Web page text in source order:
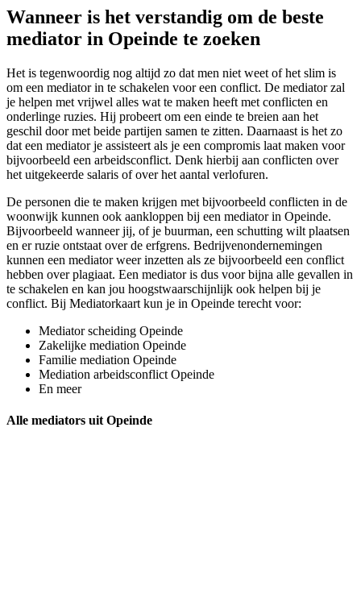
Wanneer is het verstandig om de beste
mediator in Opeinde te zoeken
Het is tegenwoordig nog altijd zo dat men niet weet of het slim is
om een mediator in te schakelen voor een conflict. De mediator zal
je helpen met vrijwel alles wat te maken heeft met conflicten en
onderlinge ruzies. Hij probeert om een einde te breien aan het
geschil door met beide partijen samen te zitten. Daarnaast is het zo
dat een mediator je assisteert als je een compromis laat maken voor
bijvoorbeeld een arbeidsconflict. Denk hierbij aan conflicten over
het uitgekeerde salaris of over het aantal verlofuren.
De personen die te maken krijgen met bijvoorbeeld conflicten in de
woonwijk kunnen ook aankloppen bij een mediator in Opeinde.
Bijvoorbeeld wanneer jij, of je buurman, een schutting wilt plaatsen
en er ruzie ontstaat over de erfgrens. Bedrijvenondernemingen
kunnen een mediator weer inzetten als ze bijvoorbeeld een conflict
hebben over plagiaat. Een mediator is dus voor bijna alle gevallen in
te schakelen en kan jou hoogstwaarschijnlijk ook helpen bij je
conflict. Bij Mediatorkaart kun je in Opeinde terecht voor:
Mediator scheiding Opeinde
Zakelijke mediation Opeinde
Familie mediation Opeinde
Mediation arbeidsconflict Opeinde
En meer
Alle mediators uit Opeinde